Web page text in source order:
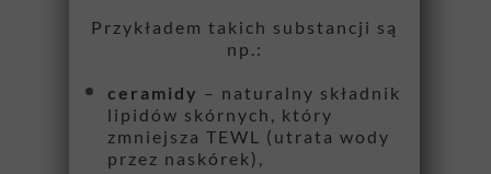
Przykładem takich substancji są
np.:
ceramidy – naturalny składnik
lipidów skórnych, który
zmniejsza TEWL (utrata wody
przez naskórek),